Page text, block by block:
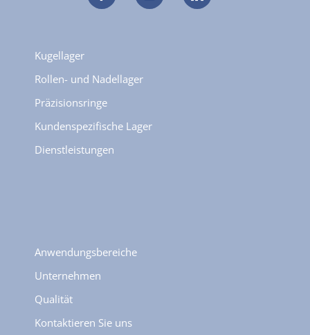
Kugellager
Rollen- und Nadellager
Präzisionsringe
Kundenspezifische Lager
Dienstleistungen
Anwendungsbereiche
Unternehmen
Qualität
Kontaktieren Sie uns